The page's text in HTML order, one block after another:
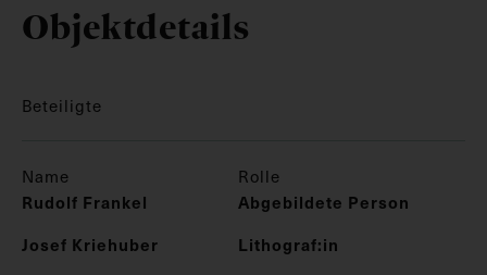
Objektdetails
Beteiligte
Name Rolle
Rudolf Frankel
Abgebildete Person
Josef Kriehuber
Lithograf:in